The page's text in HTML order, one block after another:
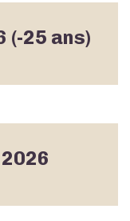
(-25 ans)